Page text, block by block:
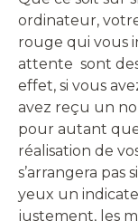
ordinateur,
rouge qui vous
attente sont
effet, si vous
avez reçu un
pour autant
réalisation de
s’arrangera pas
yeux un
justement, les